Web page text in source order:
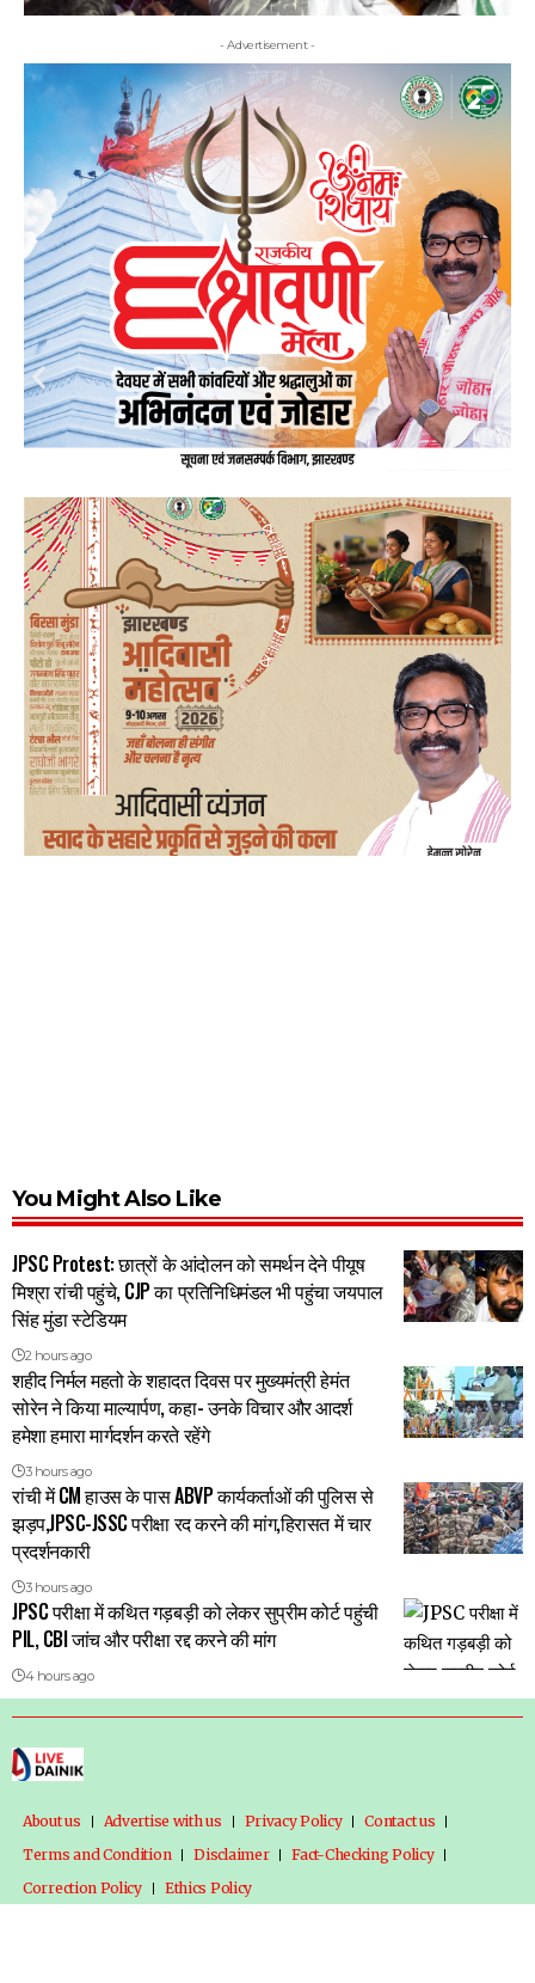
- Advertisement -
You Might Also Like
JPSC Protest: छात्रों के आंदोलन को समर्थन देने पीयूष
मिश्रा रांची पहुंचे, CJP का प्रतिनिधिमंडल भी पहुंचा जयपाल
सिंह मुंडा स्टेडियम
2 hours ago
शहीद निर्मल महतो के शहादत दिवस पर मुख्यमंत्री हेमंत
सोरेन ने किया माल्यार्पण, कहा- उनके विचार और आदर्श
हमेशा हमारा मार्गदर्शन करते रहेंगे
3 hours ago
रांची में CM हाउस के पास ABVP कार्यकर्ताओं की पुलिस से
झड़प,JPSC-JSSC परीक्षा रद करने की मांग,हिरासत में चार
प्रदर्शनकारी
3 hours ago
JPSC परीक्षा में कथित गड़बड़ी को लेकर सुप्रीम कोर्ट पहुंची
PIL, CBI जांच और परीक्षा रद्द करने की मांग
4 hours ago
About us Advertise with us Privacy Policy
Contact us
Terms and Condition
Disclaimer
Fact-Checking Policy
Correction Policy
Ethics Policy